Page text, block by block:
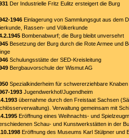
Der Industrielle Fritz Eulitz ersteigert die Burg
1946 Einlagerung von Sammlungsgut aus dem
Rassen- und Völkerkunde
Bombenabwurf; die Burg bleibt unversehrt
Besetzung der Burg durch die Rote Armee und
Schulungsstätte der SED-Kreisleitung
Bergbauvorschule der Wismut AG
Spezialkinderheim für schwererziehbare Knaben
1993 Jugendwerkhof/Jugendheim
übernahme durch den Freistaat Sachsen
Verwaltung gemeinsam mit
Eröffnung eines Weihnachts- und
Schau- und Kunstwerkstätten in der
Eröffnung des Museums Karl Stülpner und